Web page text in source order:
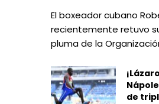
El boxeador cubano
recientemente retuvo
pluma de la
de